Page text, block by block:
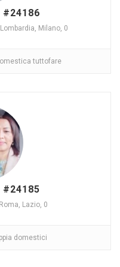
#24186
Lombardia, Milano, 0
tuttofare
#24185
Roma, Lazio, 0
domestici